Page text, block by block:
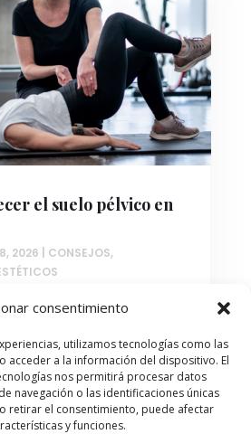
consentimiento
utilizamos tecnologías como las
acceder a la información del dispositivo. El
nos permitirá procesar datos
navegación o las identificaciones únicas
retirar el consentimiento, puede afectar
y funciones.
el suelo pélvico en
2026 CONSEJOS,
has llegado al lugar
pélvico es un conjunto de
que sostienen los
y su debilitamiento